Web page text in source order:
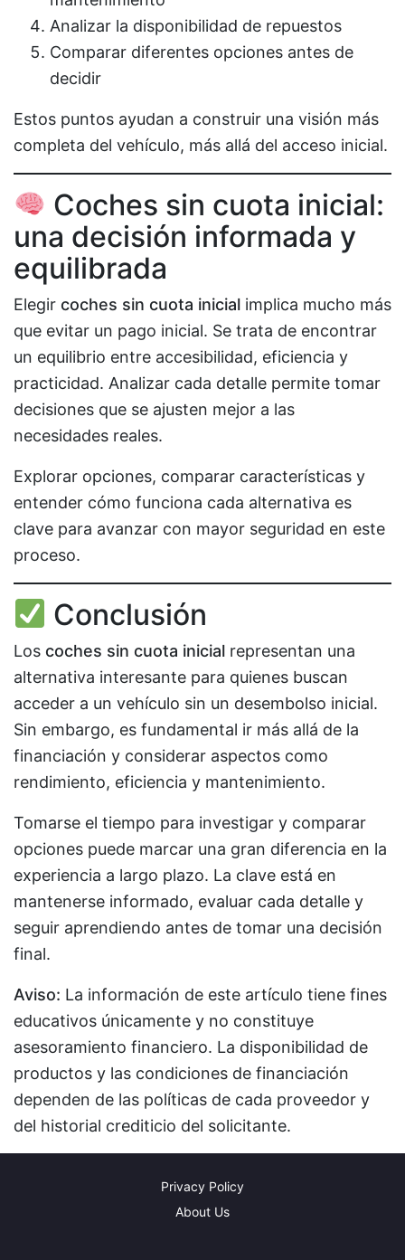
Analizar la disponibilidad de repuestos
Comparar diferentes opciones antes de
decidir
Estos puntos ayudan a construir una visión más
completa del vehículo, más allá del acceso inicial.
Coches sin cuota inicial:
una decisión informada y
equilibrada
Elegir coches sin cuota inicial implica mucho más
que evitar un pago inicial. Se trata de encontrar
un equilibrio entre accesibilidad, eficiencia y
practicidad. Analizar cada detalle permite tomar
decisiones que se ajusten mejor a las
necesidades reales.
Explorar opciones, comparar características y
entender cómo funciona cada alternativa es
clave para avanzar con mayor seguridad en este
proceso.
Conclusión
Los coches sin cuota inicial representan una
alternativa interesante para quienes buscan
acceder a un vehículo sin un desembolso inicial.
Sin embargo, es fundamental ir más allá de la
financiación y considerar aspectos como
rendimiento, eficiencia y mantenimiento.
Tomarse el tiempo para investigar y comparar
opciones puede marcar una gran diferencia en la
experiencia a largo plazo. La clave está en
mantenerse informado, evaluar cada detalle y
seguir aprendiendo antes de tomar una decisión
final.
Aviso: La información de este artículo tiene fines
educativos únicamente y no constituye
asesoramiento financiero. La disponibilidad de
productos y las condiciones de financiación
dependen de las políticas de cada proveedor y
del historial crediticio del solicitante.
Privacy Policy
About Us